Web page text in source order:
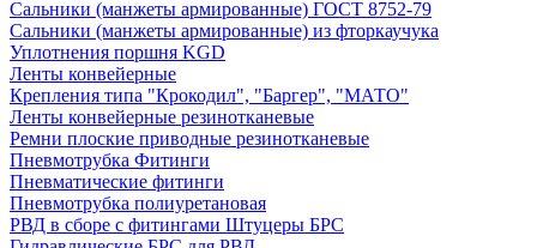
Сальники (манжеты армированные) ГОСТ 8752-79
Сальники (манжеты армированные) из фторкаучука
Уплотнения поршня KGD
Ленты конвейерные
Крепления типа "Крокодил", "Баргер", "МАТО"
Ленты конвейерные резинотканевые
Ремни плоские приводные резинотканевые
Пневмотрубка Фитинги
Пневматические фитинги
Пневмотрубка полиуретановая
РВД в сборе с фитингами Штуцеры БРС